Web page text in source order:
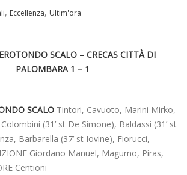
, Eccellenza, Ultim'ora
SCALO – CRECAS CITTÀ DI
PALOMBARA 1 – 1
SCALO Tintori, Cavuoto, Marini Mirko,
(31’ st De Simone), Baldassi (31’ st
Barbarella (37’ st Iovine), Fiorucci,
Giordano Manuel, Magurno, Piras,
Centioni